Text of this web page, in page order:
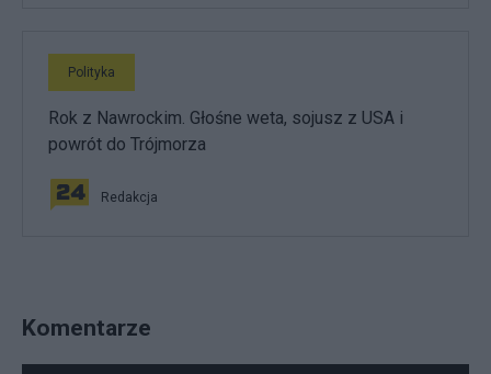
Polityka
Rok z Nawrockim. Głośne weta, sojusz z USA i
powrót do Trójmorza
Redakcja
Komentarze